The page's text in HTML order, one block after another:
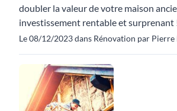
doubler la valeur de votre maison
investissement rentable et surprenant
Le 08/12/2023 dans Rénovation par Pierre